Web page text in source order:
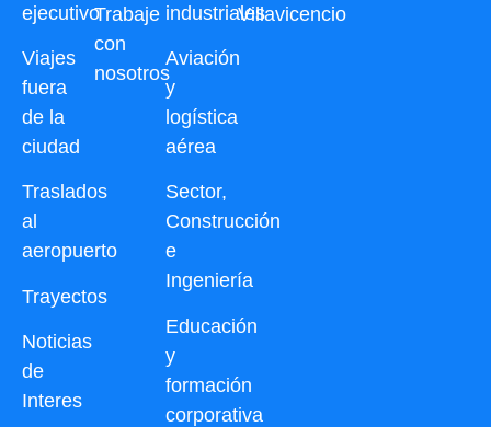
ejecutivo
Viajes
fuera
de la
ciudad
Traslados
al
aeropuerto
Trayectos
Noticias
de
Interes
industriales
Aviación
y
logística
aérea
Sector,
Construcción
e
Ingeniería
Educación
y
formación
corporativa
Villavicencio
Trabaje
con
nosotros